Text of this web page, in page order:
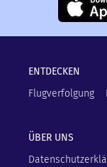
ENTDECKEN
Flugverfolgung
ÜBER UNS